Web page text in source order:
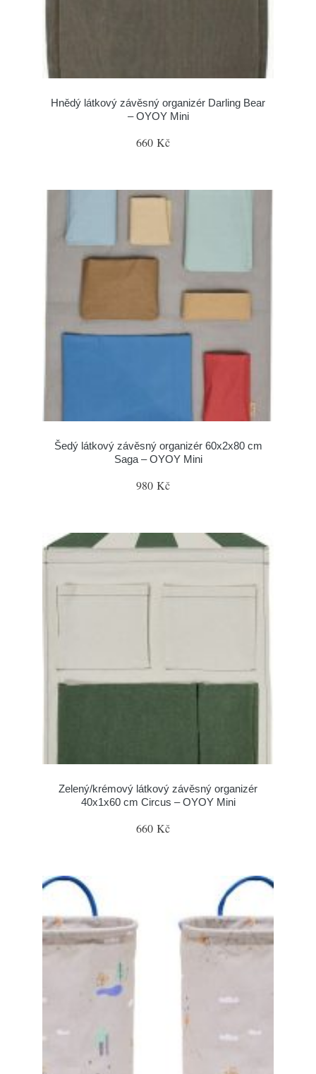
Hnědý látkový závěsný organizér Darling Bear
– OYOY Mini
660 Kč
Šedý látkový závěsný organizér 60x2x80 cm
Saga – OYOY Mini
980 Kč
Zelený/krémový látkový závěsný organizér
40x1x60 cm Circus – OYOY Mini
660 Kč